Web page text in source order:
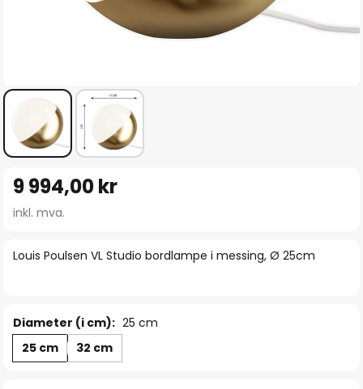
begynnelsen
bildegalleri
Louis Poulsen VL Studio bordlampe i messing, Ø 25cm
9 994,00 kr
inkl. mva.
Diameter (i cm): 25 cm
25 cm
32 cm